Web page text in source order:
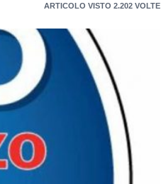
ARTICOLO VISTO 2.202 VOLTE